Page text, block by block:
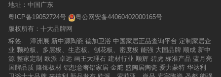
体以素色为主，辅以饱和度较高的软装搭配，整
个空间布局形成一个和谐又不失活力的视觉环
境，使消费者达到情感上的愉悦，实现专卖店氛
围与消费者的积极对话。湘乡大唐合盛瓷砖的全
新亮相，为到场消费者带来全新的视觉享受和震
撼的美感体验，特别是其中的展示效果，为湘乡
市民的家庭装修提供了更好的参考价值和选材空
间。▲选材区展示品牌就是竞争力“品牌有精神，
展厅落成及新品发布会。欧洲之星在集团公司统
一部署下，以更高的规格，更时尚的设计，对展
厅进行重装升级。欧书军、余志荣、马恩宝等公
司领导以及欧洲之星形象代言人、国际名模罗尼
先生，在全国各地经销商的见证下，为欧洲之星
新展厅落成启动。随后，欧洲之星举行晶锐通体
石砖系列新品发布会。欧洲之星新推出的渗墨抛
地址：中国广东
粤ICP备19052724号
粤公网安备44060402000165号
版权所有：十大品牌网
标签:
潭洲展 新中源陶瓷 德加卫浴 中国家居正品查询平台 定制家居企
业 颗粒板、多层板、生态板、刨花板、密度板 能强 大国品牌 顺成 新中
源 整家定制 欧派 卓远 画王大理石 建材行业 顺辉 碧虎 标准产品 蓝月亮
国牌品质 隆饰板材 铝想意奢铝家居 金舵 盛陶居陶瓷 爱力蒙特 华达利